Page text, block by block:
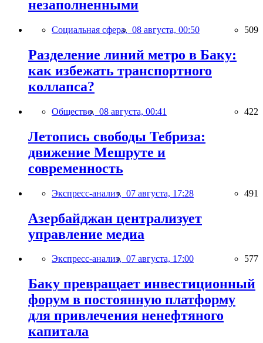
незаполненными
Социальная сфера, 08 августа, 00:50 509
Разделение линий метро в Баку:
как избежать транспортного
коллапса?
Общество, 08 августа, 00:41 422
Летопись свободы Тебриза:
движение Мешруте и
современность
Экспресс-анализ, 07 августа, 17:28 491
Азербайджан централизует
управление медиа
Экспресс-анализ, 07 августа, 17:00 577
Баку превращает инвестиционный
форум в постоянную платформу
для привлечения ненефтяного
капитала